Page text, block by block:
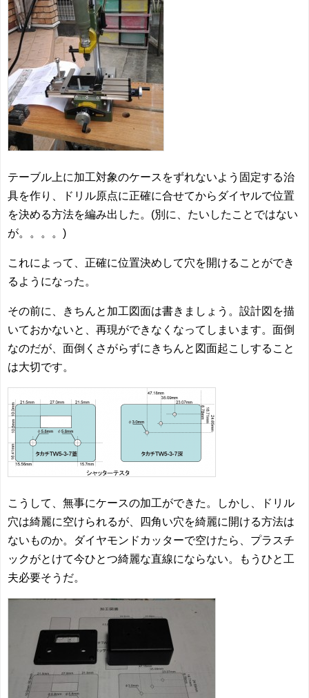
テーブル上に加工対象のケースをずれないよう固定する治
具を作り、ドリル原点に正確に合せてからダイヤルで位置
を決める方法を編み出した。(別に、たいしたことではない
が。。。。)
これによって、正確に位置決めして穴を開けることができ
るようになった。
その前に、きちんと加工図面は書きましょう。設計図を描
いておかないと、再現ができなくなってしまいます。面倒
なのだが、面倒くさがらずにきちんと図面起こしすること
は大切です。
こうして、無事にケースの加工ができた。しかし、ドリル
穴は綺麗に空けられるが、四角い穴を綺麗に開ける方法は
ないものか。ダイヤモンドカッターで空けたら、プラスチ
ックがとけて今ひとつ綺麗な直線にならない。もうひと工
夫必要そうだ。